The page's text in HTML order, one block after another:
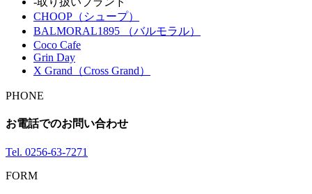
CHOOP（シュープ）
BALMORAL1895 （バルモラル）
Coco Cafe
Grin Day
X Grand（Cross Grand）
PHONE
お電話でのお問い合わせ
Tel. 0256-63-7271
FORM